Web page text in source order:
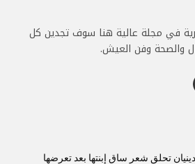
في مجلة عالية هنا سوف تجدين كل
والصحة وفن العيش.
تحلق شعر ساق إبنتها بعد تعرضها